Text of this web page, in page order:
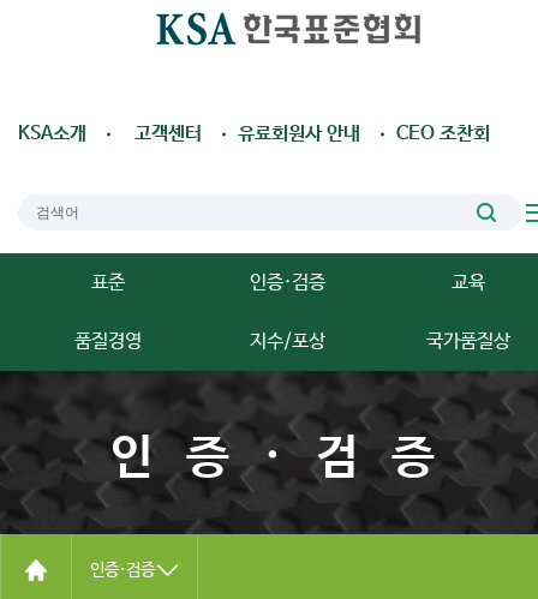
KSA소개 고객센터 유료회원사 안내 CEO 조찬회
표준 인증·검증 교육
품질경영 지수/포상 국가품질상
인증·검증
인증·검증